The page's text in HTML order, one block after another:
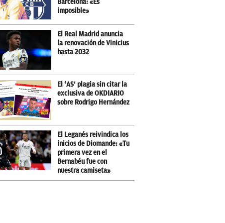
Barcelona: «Es
imposible»
El Real Madrid anuncia
la renovación de Vinicius
hasta 2032
El ‘AS’ plagia sin citar la
exclusiva de OKDIARIO
sobre Rodrigo Hernández
El Leganés reivindica los
inicios de Diomande: «Tu
primera vez en el
Bernabéu fue con
nuestra camiseta»